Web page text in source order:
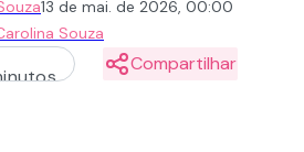
13 de mai. de 2026, 00:00
Souza
Compartilhar